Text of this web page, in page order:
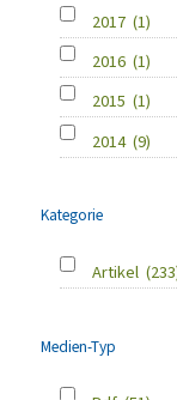
2017 (1)
2016 (1)
2015 (1)
2014 (9)
Kategorie
Artikel
Medien-Typ